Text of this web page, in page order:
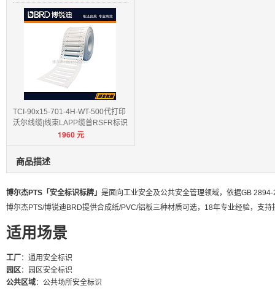
TCI-90x15-701-4H-WT-500代打印
沃尔线缆|线束LAPP缆普RSFR标识
1960元
商品描述
博尔杰PTS「安全标识标牌」 是面向工业安全及公共安全管理领域，依据GB
博尔杰PTS/博锐迪BRD提供合成纸/PVC/铝板三种材质可选，18年专业经验，支持
适用场景
工厂
：通用安全标识
园区：园区安全标识
公共区域：公共场所安全标识